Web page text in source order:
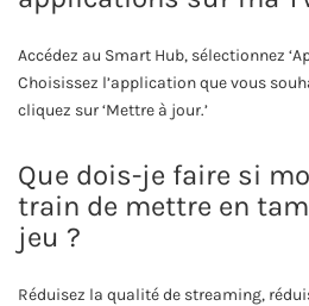
Accédez au Smart Hub, sélectionnez
Choisissez l’application que vous
cliquez sur ‘Mettre à jour.’
Que dois-je faire si
train de mettre en
jeu ?
Réduisez la qualité de streaming,